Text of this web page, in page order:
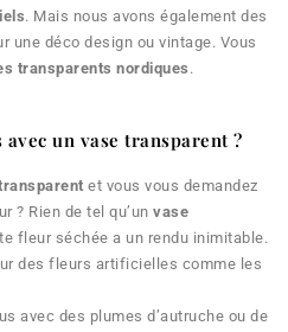
. Mais nous avons également des
une déco design ou vintage. Vous
transparents nordiques .
un vase transparent ?
et vous vous demandez
? Rien de tel qu’un vase
fleur séchée a un rendu inimitable.
des fleurs artificielles comme les
avec des plumes d’autruche ou de